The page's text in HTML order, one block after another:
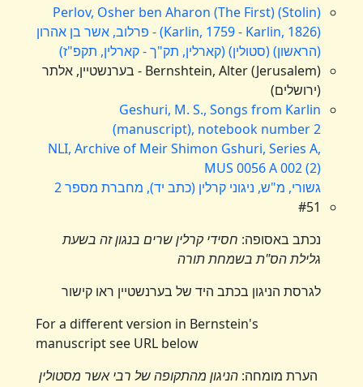
Perlov, Osher ben Aharon (The First) (Stolin)
(Karlin, 1759 - Karlin, 1826) - פרלוב, אשר בן אהרון
(הראשון) (סטולין) (קארלין, תק"ך - קארלין, תקפ"ז)
Bernshtein, Alter (Jerusalem) - בערנשטיין, אלתר
(ירושלים)
Geshuri, M. S., Songs from Karlin
(manuscript), notebook number 2
NLI, Archive of Meir Shimon Gshuri, Series A,
MUS 0056 A 002 (2)
גשורי, מ"ש, ניגוני קרלין (כתב יד), מחברת מספר 2
#51
נכתב באסופה:חסידי קרלין שרים בנגון זה בשעת
גלילת הס"ת בשמחת תורה
לגרסת הניגון בכתב היד של בערנשטיין ראו קישור
For a different version in Bernstein's
manuscript see URL below
הערת מומחה:הניגון מהתקופה של רבי אשר מסטולין